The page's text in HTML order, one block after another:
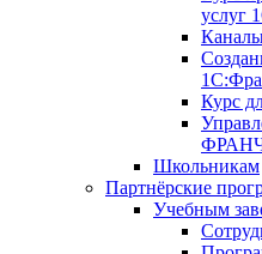
услуг
Курс
Школьникам
Партнёрские
Учебным